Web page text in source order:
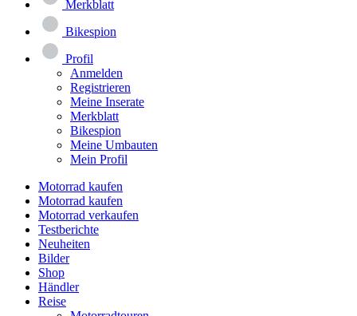
Merkblatt
Bikespion
Profil
Anmelden
Registrieren
Meine Inserate
Merkblatt
Bikespion
Meine Umbauten
Mein Profil
Motorrad kaufen
Motorrad kaufen
Motorrad verkaufen
Testberichte
Neuheiten
Bilder
Shop
Händler
Reise